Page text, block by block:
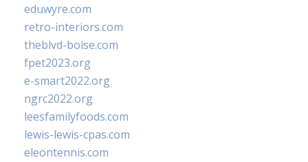
eduwyre.com
retro-interiors.com
theblvd-boise.com
fpet2023.org
e-smart2022.org
ngrc2022.org
leesfamilyfoods.com
lewis-lewis-cpas.com
eleontennis.com